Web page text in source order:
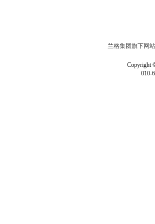
兰格集团旗下网站
Copyright
010-